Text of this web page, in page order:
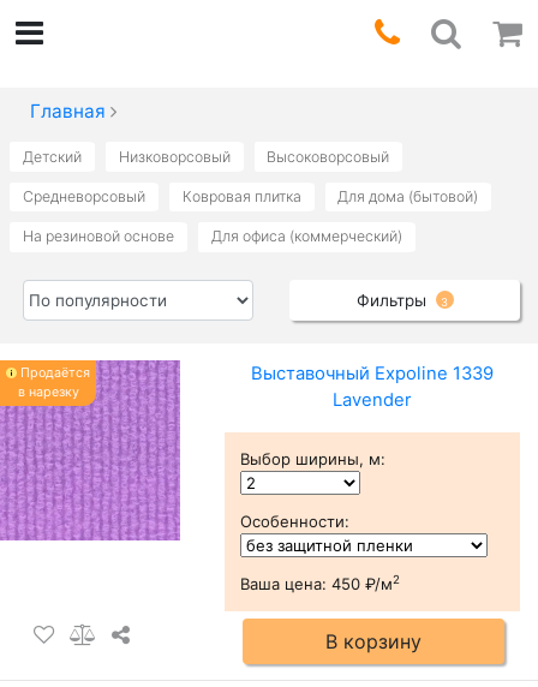
Главная
Детский Низковорсовый Высоковорсовый
Средневорсовый Ковровая плитка Для дома (бытовой)
На резиновой основе Для офиса (коммерческий)
Фильтры 3
Продаётся
в нарезку
Выставочный Expoline 1339
Lavender
Выбор ширины, м:
Особенности:
Ваша цена: 450 ₽/м2
В корзину